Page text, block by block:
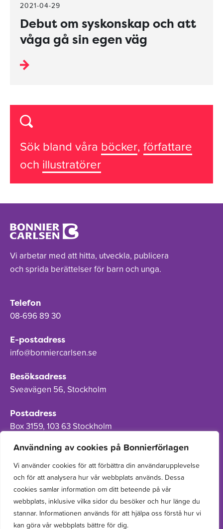
Användning av cookies på Bonnierförlagen
Vi använder cookies för att förbättra din användarupplevelse
och för att analysera hur vår webbplats används. Dessa
cookies samlar information om ditt beteende på vår
webbplats, inklusive vilka sidor du besöker och hur länge du
stannar. Informationen används för att hjälpa oss förstå hur vi
kan göra vår webbplats bättre för dig.
2021-04-29
Debut om syskonskap och att
våga gå sin egen väg
Sök bland våra böcker, författare
och illustratörer
Vi arbetar med att hitta, utveckla, publicera
och sprida berättelser för barn och unga.
Telefon
08-696 89 30
E-postadress
info@bonniercarlsen.se
Besöksadress
Sveavägen 56, Stockholm
Postadress
Box 3159, 103 63 Stockholm
Om Bonnierförlagen
Cookies
Integritetspolicy